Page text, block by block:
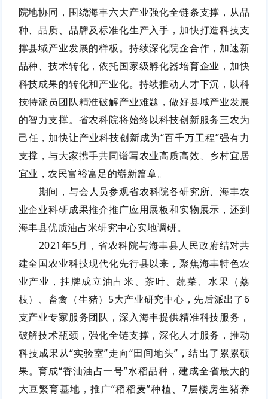
院地协同，围绕海丰六大产业强化全链条支撑，从品
种、品质、品牌及标准化生产入手，加快打造科技支
撑县域产业发展的样板。持续深化院企合作，加速新
品种、技术转化，依托国家级孵化器培育企业， 加快
科技成果的转化和产业化。持续推动人才下沉，以科
技特派员团队精准破解产业难题，做好县域产业发展
的智力支撑。 省农科院将始终以科技创新服务三农为
己任， 加快让产业科技创新成为“百千万工程”强有力
支撑，与大家携手共同谱写农业高质高效、乡村宜居
宜业，农民富裕富足的崭新篇章。
期间，与会人员参观省农科院各研究所、海丰农
业企业科研成果推介推广应用展板和实物展示 ，还到
海丰县优质油占米研究中心实地调研。
2021年5月 ，省农科院与海丰县人民政府结对共
建全国农业科技现代化先行县以来 ， 聚焦海丰特色农
业产业，挂牌成立油占米、茶叶、蔬菜、水果（荔
枝）、畜禽（生猪） 5大产业研究中心，先后派出了6
支产业专家服务团队，深入海丰提供精准科技服务，
破解技术瓶颈，强化全链支撑，深化人才服务，推动
科技成果从“实验室”走向“田间地头”，结出了累累硕
果。育成“香汕油占一号”水稻品种，建成全省最大的
大豆繁育基地，推广“稻稻麦”种植、7层楼房生猪养